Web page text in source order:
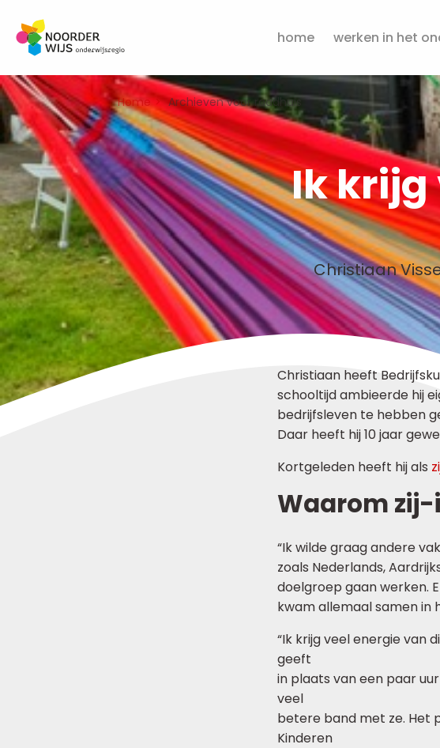
home werken in het
Home Archieven voor raadhuis
Ik krijg
Christiaan
Christiaan heeft
schooltijd ambieerde hij
bedrijfsleven te hebben
Daar heeft hij 10 jaar
Kortgeleden heeft hij als
Waarom
“Ik wilde graag andere
zoals Nederlands,
doelgroep gaan werken.
kwam allemaal samen in
“Ik krijg veel energie van
geeft
in plaats van een paar
veel
betere band met ze. Het
Kinderen